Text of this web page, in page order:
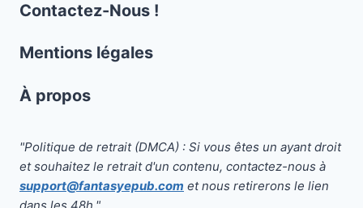
Contactez-Nous !
Mentions légales
À propos
"Politique de retrait (DMCA) : Si vous êtes un ayant droit
et souhaitez le retrait d'un contenu, contactez-nous à
support@fantasyepub.com et nous retirerons le lien